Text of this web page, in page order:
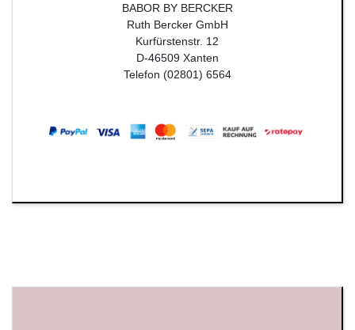
BABOR BY BERCKER
Ruth Bercker GmbH
Kurfürstenstr. 12
D-46509 Xanten
Telefon (02801) 6564